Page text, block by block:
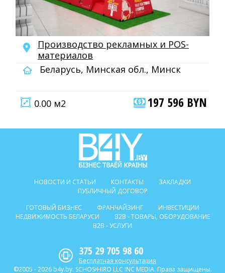
Производство рекламных и POS-
материалов
Беларусь, Минская обл., Минск
0.00 м2 197 596 BYN
НОВОСТИ И СТАТЬИ КОНТАКТЫ
ЗАКЛАДКИ
ПУБЛИЧНЫЙ ДОГОВОР
ГОТОВЫЙ БИЗНЕС
ФРАНЧАЙЗИНГ
ИНВЕСТИЦИИ
НЕДВИЖИМОСТЬ БЕЛАРУСИ
B2B - ТОВАРЫ, ОБОРУДОВАНИЕ
B2B - УСЛУГИ
375 29 705 98 60
Бесплатная консультация
©2005 - 2026 b4y.by. SCHOSᶳHIRO LLC INC MEDIA. Права защищены.